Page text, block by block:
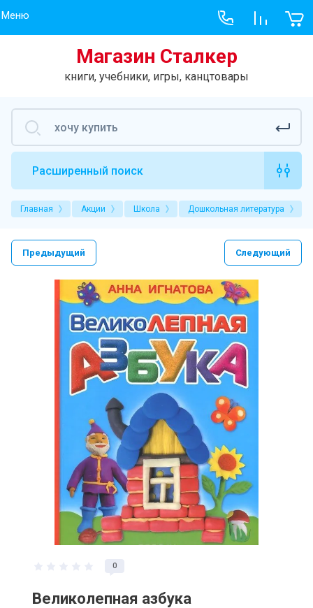
Учебники
Книги
Творчество
Новое на сайте
Меню
Магазин Сталкер
книги, учебники, игры, канцтовары
Расширенный поиск
Главная Акции Школа Дошкольная литература
Предыдущий Следующий
0
Великолепная азбука